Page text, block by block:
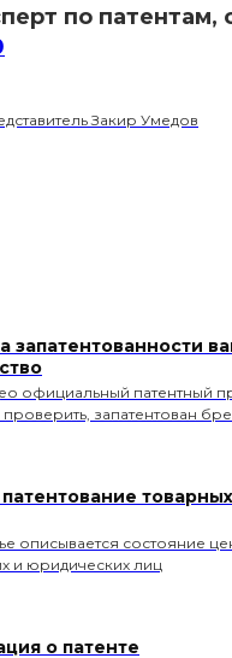
по патентам,
Закир Умедов
запатентованности
официальный патентный
запатентован
описывается состояние
и юридических лиц
о патенте